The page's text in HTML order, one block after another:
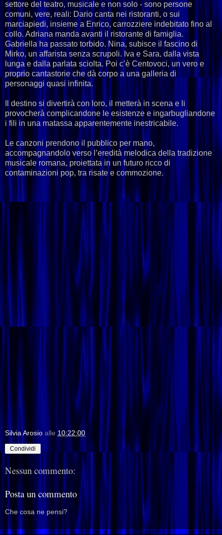
settore del teatro, musicale e non solo - sono persone
comuni, vere, reali: Dario canta nei ristoranti, o sui
marciapiedi, insieme a Enrico, carrozziere indebitato fino al
collo. Adriana manda avanti il ristorante di famiglia.
Gabriella ha passato torbido. Nina, subisce il fascino di
Mirko, un affarista senza scrupoli. Iva e Sara, dalla vista
lunga e dalla parlata sciolta. Poi c’è Centovoci, un vero e
proprio cantastorie che dà corpo a una galleria di
personaggi quasi infinita.
Il destino si divertirà con loro, il metterà in scena e li
provocherà complicandone le esistenze e ingarbugliandone
i fili in una matassa apparentemente inestricabile.
Le canzoni prendono il pubblico per mano,
accompagnandolo verso l’eredità melodica della tradizione
musicale romana, proiettata in un futuro ricco di
contaminazioni pop, tra risate e commozione.
Silvia Arosio alle 10:22:00
Condividi
Nessun commento:
Posta un commento
Che cosa ne pensi?